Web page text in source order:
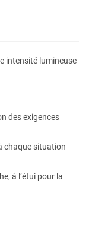
intensité lumineuse
des exigences
chaque situation
à l’étui pour la